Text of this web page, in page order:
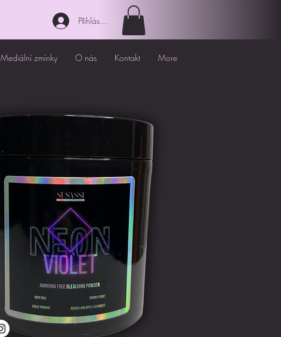
Přihlásit se
Mediální zmínky O nás Kontakt More